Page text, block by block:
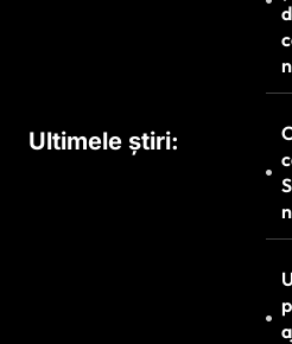
Ultimele știri: